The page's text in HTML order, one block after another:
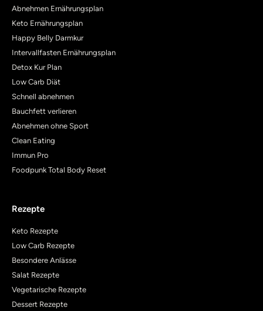
Abnehmen Ernährungsplan
Keto Ernährungsplan
Happy Belly Darmkur
Intervallfasten Ernährungsplan
Detox Kur Plan
Low Carb Diät
Schnell abnehmen
Bauchfett verlieren
Abnehmen ohne Sport
Clean Eating
Immun Pro
Foodpunk Total Body Reset
Rezepte
Keto Rezepte
Low Carb Rezepte
Besondere Anlässe
Salat Rezepte
Vegetarische Rezepte
Dessert Rezepte